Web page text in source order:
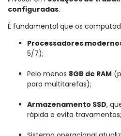
configuradas.
É fundamental que os
Processadores
5/7);
Pelo menos 8GB de RAM
para multitarefas);
Armazenamento SSD,
rápida e evita travamentos;